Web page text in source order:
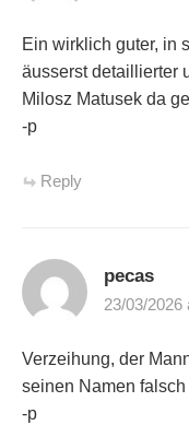
Ein wirklich guter, in
äusserst detaillierter
Milosz Matusek da
-p
Reply
pecas
23/03/2026
Verzeihung, der
seinen Namen
-p